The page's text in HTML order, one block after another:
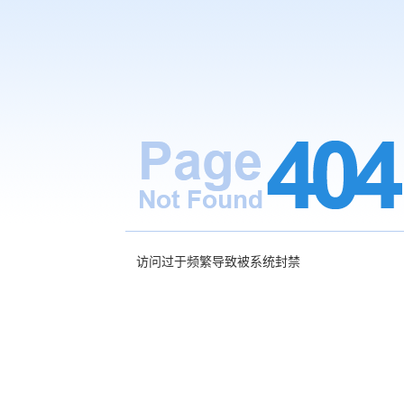
访问过于频繁导致被系统封禁